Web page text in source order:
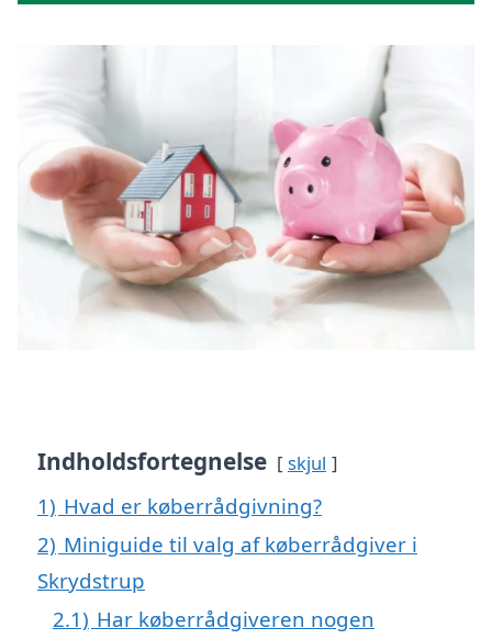
Indholdsfortegnelse skjul
1) Hvad er køberrådgivning?
2) Miniguide til valg af køberrådgiver i
Skrydstrup
2.1) Har køberrådgiveren nogen